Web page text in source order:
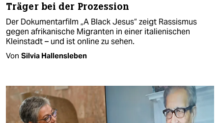
Träger bei der Prozession
Der Dokumentarfilm „A Black Jesus“ zeigt Rassismus
gegen afrikanische Migranten in einer italienischen
Kleinstadt – und ist online zu sehen.
Von Silvia Hallensleben